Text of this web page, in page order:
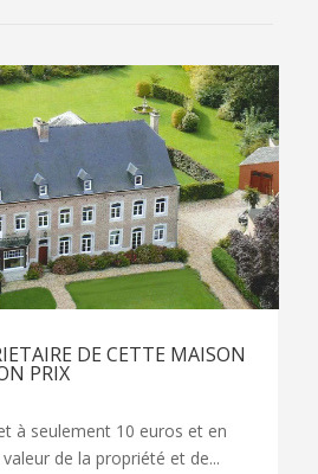
DE CETTE MAISON
PRIX
à seulement 10 euros et en
de la propriété et de...